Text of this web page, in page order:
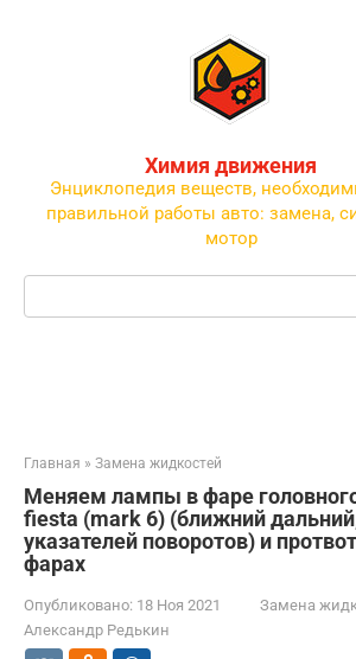
Химия движения
Энциклопедия веществ,
правильной работы авто: замена,
мотор
Поиск:
Главная » Замена жидкостей
Меняем лампы в фаре
fiesta (mark 6) (ближний
указателей поворотов) и
фарах
Опубликовано: 18 Ноя 2021
Замена
Александр Редькин